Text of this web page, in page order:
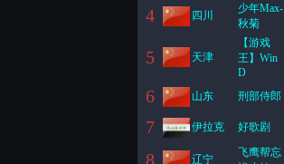
4 四川
少年Max-
秋菊
5 天津
【游戏
王】Win
D
6 山东 刑部侍郎
7 伊拉克 好歌剧
8 辽宁
飞鹰帮忘